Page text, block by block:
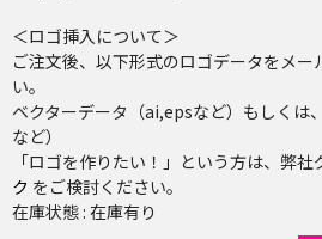
＜ロゴ挿入について＞
ご注文後、以下形式のロゴデータをメー
い。
ベクターデータ（ai,epsなど）もしく
など）
「ロゴを作りたい！」という方は、弊
ク をご検討ください。
在庫状態 : 在庫有り